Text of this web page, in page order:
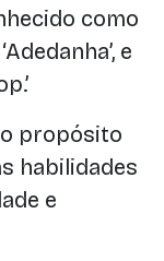
como
e
propósito
habilidades
e